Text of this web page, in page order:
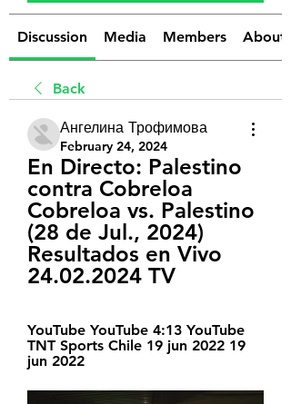
Discussion Media Members About
Back
Ангелина Трофимова
February 24, 2024
En Directo: Palestino
contra Cobreloa
Cobreloa vs. Palestino
(28 de Jul., 2024)
Resultados en Vivo
24.02.2024 TV
YouTube YouTube 4:13 YouTube
TNT Sports Chile 19 jun 2022 19
jun 2022